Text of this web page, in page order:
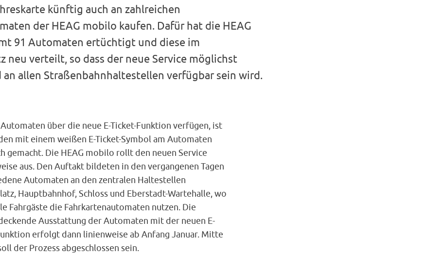
künftig auch an zahlreichen
der HEAG mobilo kaufen. Dafür hat die HEAG
91 Automaten ertüchtigt und diese im
neu verteilt, so dass der neue Service möglichst
an allen Straßenbahnhaltestellen verfügbar sein wird.
über die neue E-Ticket-Funktion verfügen, ist
mit einem weißen E-Ticket-Symbol am Automaten
gemacht. Die HEAG mobilo rollt den neuen Service
aus. Den Auftakt bildeten in den vergangenen Tagen
Automaten an den zentralen Haltestellen
Hauptbahnhof, Schloss und Eberstadt-Wartehalle, wo
Fahrgäste die Fahrkartenautomaten nutzen. Die
Ausstattung der Automaten mit der neuen E-
erfolgt dann linienweise ab Anfang Januar. Mitte
der Prozess abgeschlossen sein.